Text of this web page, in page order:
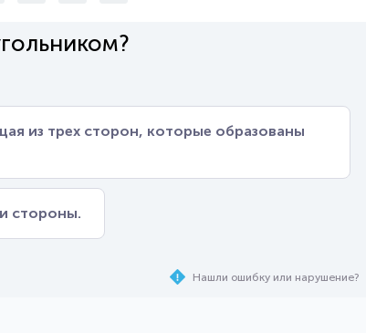
из трех сторон, которые образованы
стороны.
Нашли ошибку или нарушение?